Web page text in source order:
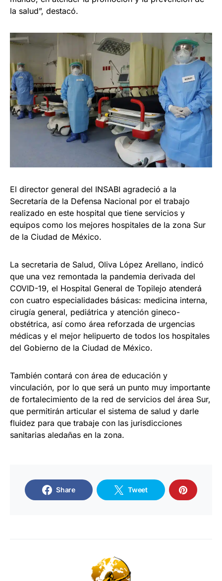
la salud”, destacó.
El director general del INSABI agradeció a la
Secretaría de la Defensa Nacional por el trabajo
realizado en este hospital que tiene servicios y
equipos como los mejores hospitales de la zona Sur
de la Ciudad de México.
La secretaria de Salud, Oliva López Arellano, indicó
que una vez remontada la pandemia derivada del
COVID-19, el Hospital General de Topilejo atenderá
con cuatro especialidades básicas: medicina interna,
cirugía general, pediátrica y atención gineco-
obstétrica, así como área reforzada de urgencias
médicas y el mejor helipuerto de todos los hospitales
del Gobierno de la Ciudad de México.
También contará con área de educación y
vinculación, por lo que será un punto muy importante
de fortalecimiento de la red de servicios del área Sur,
que permitirán articular el sistema de salud y darle
fluidez para que trabaje con las jurisdicciones
sanitarias aledañas en la zona.
Share Tweet